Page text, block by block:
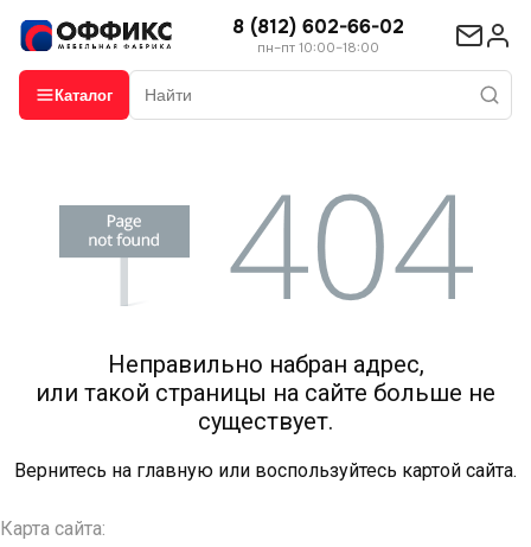
8 (812) 602-66-02
пн–пт 10:00–18:00
Каталог
Неправильно набран адрес,
или такой страницы на сайте больше не
существует.
Вернитесь на главную или воспользуйтесь картой сайта.
Карта сайта: